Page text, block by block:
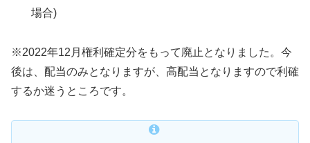
場合)
※2022年12月権利確定分をもって廃止となりました。今
後は、配当のみとなりますが、高配当となりますので利確
するか迷うところです。